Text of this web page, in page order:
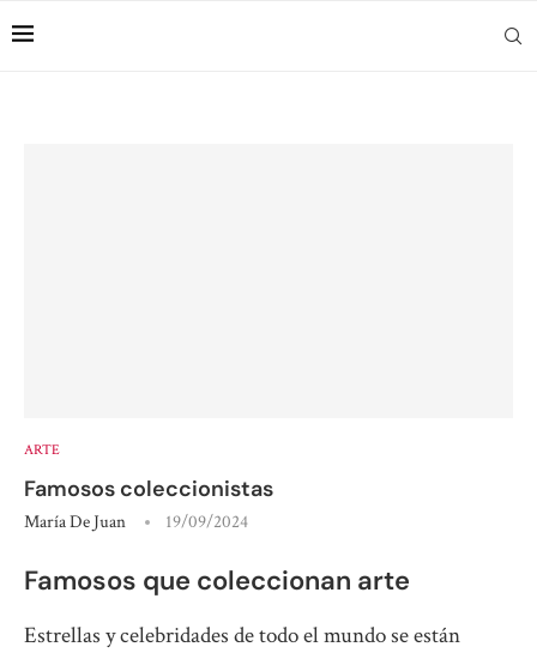
ARTE
Famosos coleccionistas
María De Juan 19/09/2024
Famosos que coleccionan arte
Estrellas y celebridades de todo el mundo se están